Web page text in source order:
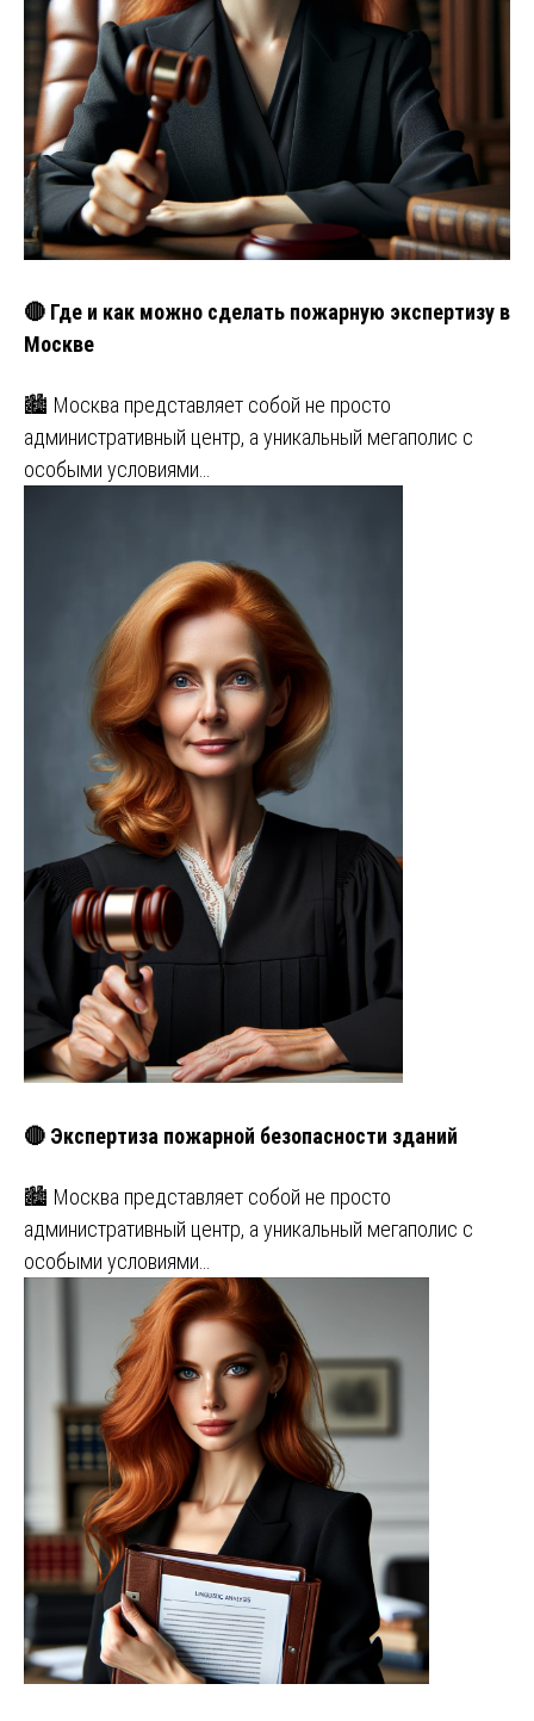
🔴 Где и как можно сделать пожарную экспертизу в
Москве
🏙️ Москва представляет собой не просто
административный центр, а уникальный мегаполис с
особыми условиями…
🔴 Экспертиза пожарной безопасности зданий
🏙️ Москва представляет собой не просто
административный центр, а уникальный мегаполис с
особыми условиями…